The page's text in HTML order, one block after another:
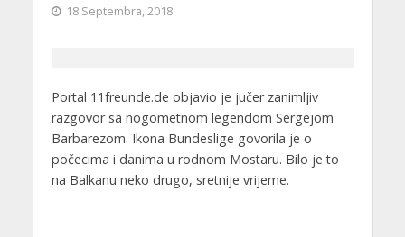
18 Septembra, 2018
Portal 11freunde.de objavio je jučer zanimljiv
razgovor sa nogometnom legendom Sergejom
Barbarezom. Ikona Bundeslige govorila je o
počecima i danima u rodnom Mostaru. Bilo je to
na Balkanu neko drugo, sretnije vrijeme.